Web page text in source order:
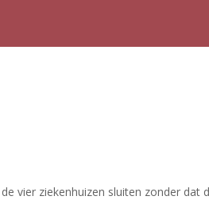
vier ziekenhuizen sluiten zonder dat